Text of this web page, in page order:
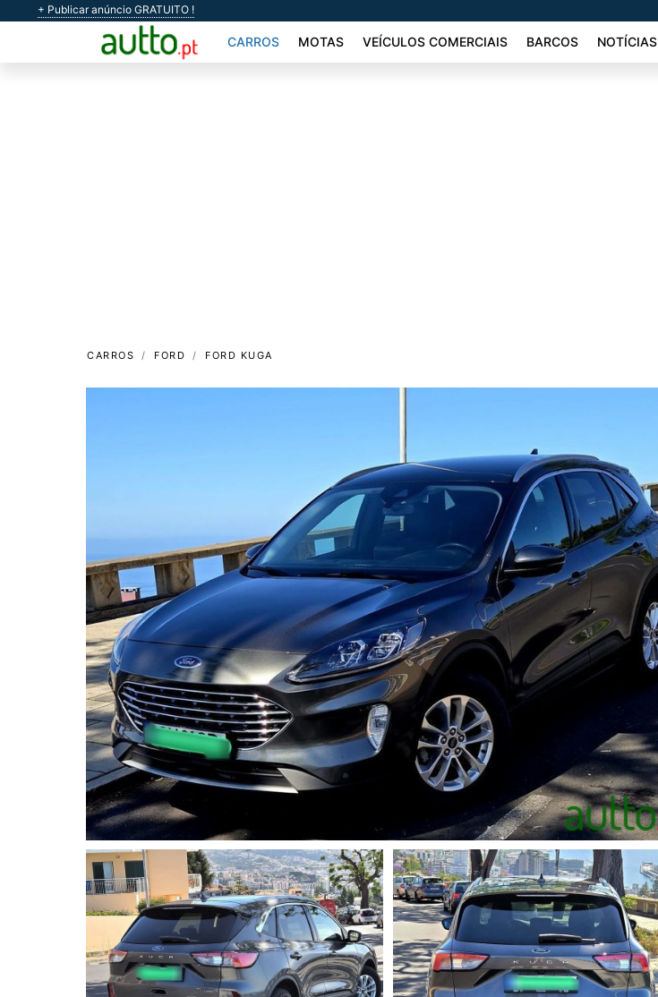
+ Publicar anúncio GRATUITO !
CARROS MOTAS VEÍCULOS COMERCIAIS BARCOS NOTÍCIAS
CARROS FORD FORD KUGA